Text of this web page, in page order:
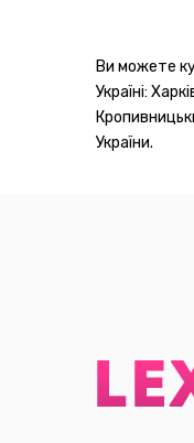
Ви можете
Україні:
України.